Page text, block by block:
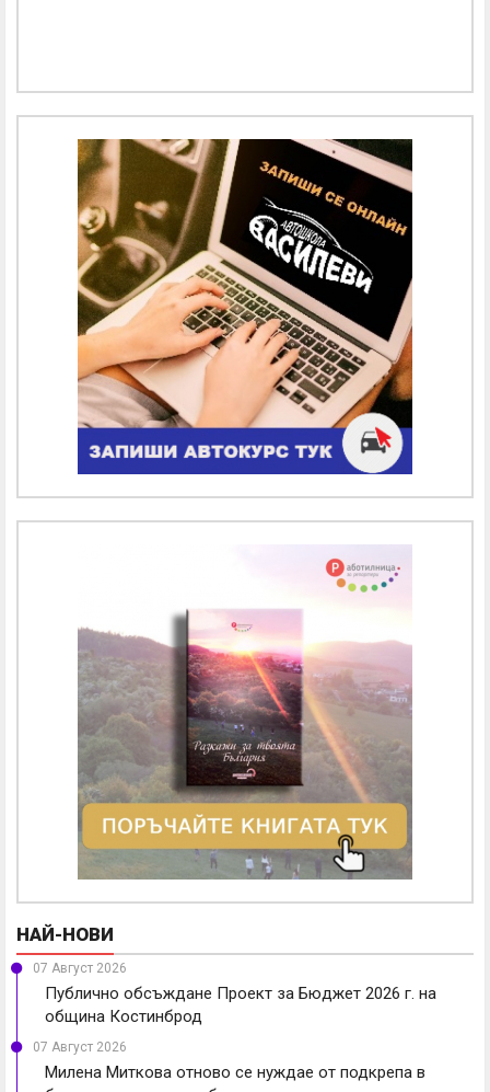
НАЙ-НОВИ
07 Август 2026
Публично обсъждане Проект за Бюджет 2026 г. на
община Костинброд
07 Август 2026
Милена Миткова отново се нуждае от подкрепа в